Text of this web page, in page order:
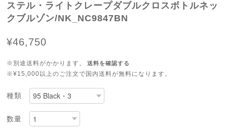
ステル・ライトクレープダブルクロスボトルネッ
クブルゾン/NK_NC9847BN
¥46,750
※別途送料がかかります。 送料を確認する
※¥15,000以上のご注文で国内送料が無料になります。
種類
数量